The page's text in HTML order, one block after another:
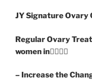
JY Signature Ovary
Regular Ovary
women in👇🏻👇🏻
– Increase the